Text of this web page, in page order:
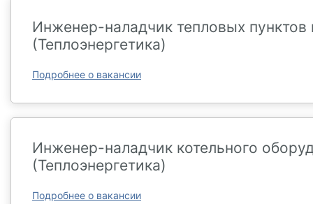
Инженер-наладчик тепловых пунктов
(Теплоэнергетика)
Подробнее о вакансии
Инженер-наладчик котельного
(Теплоэнергетика)
Подробнее о вакансии